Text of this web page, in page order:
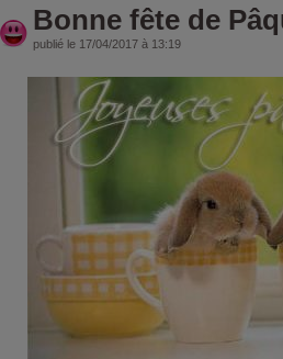
Bonne fête de
publié le 17/04/2017 à 13:19